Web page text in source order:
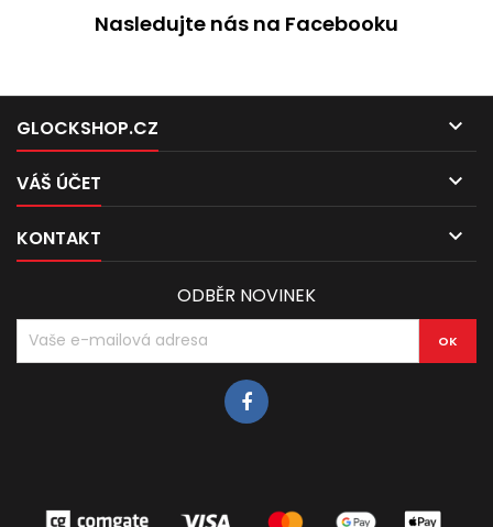
Nasledujte nás na Facebooku
GLOCKSHOP.CZ 
VÁŠ ÚČET 
KONTAKT 
ODBĚR NOVINEK